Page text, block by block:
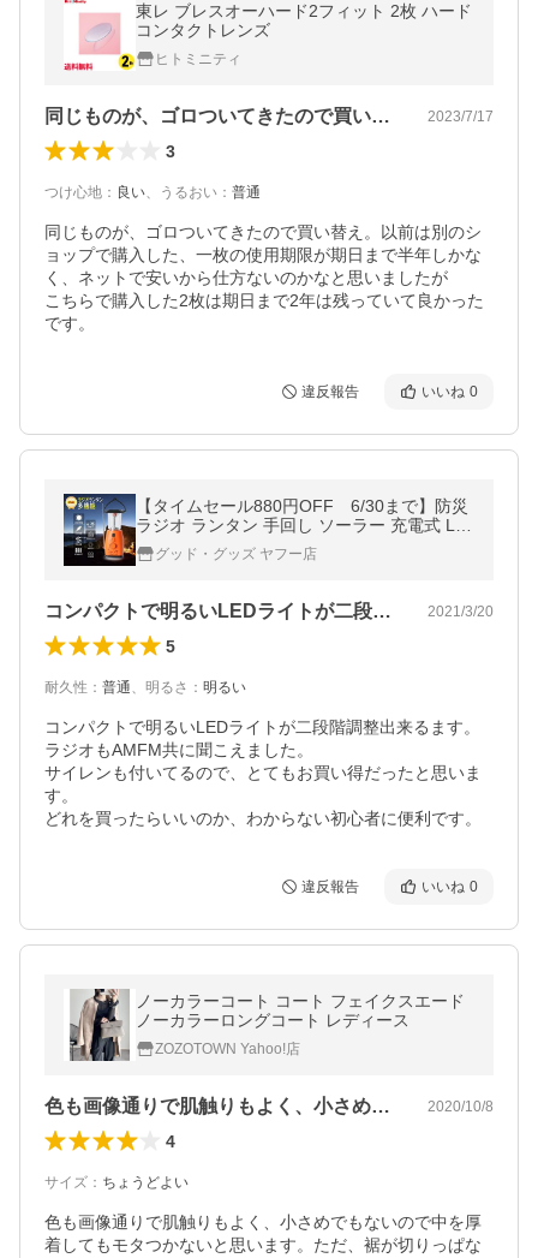
東レ ブレスオーハード2フィット 2枚 ハード
コンタクトレンズ
ヒトミニティ
同じものが、ゴロついてきたので買い替え… 2023/7/17
3
つけ心地 ： 良い、 うるおい ： 普通
同じものが、ゴロついてきたので買い替え。以前は別のシ
ョップで購入した、一枚の使用期限が期日まで半年しかな
く、ネットで安いから仕方ないのかなと思いましたが
こちらで購入した2枚は期日まで2年は残っていて良かった
です。
違反報告 いいね 0
【タイムセール880円OFF 6/30まで】防災
ラジオ ランタン 手回し ソーラー 充電式 LE
Dランタン スマホ充電 乾電池 サイレン 停電
対策 防災 1年保証 LS40-F
グッド・グッズ ヤフー店
コンパクトで明るいLEDライトが二段階… 2021/3/20
5
耐久性 ： 普通、 明るさ ： 明るい
コンパクトで明るいLEDライトが二段階調整出来るます。
ラジオもAMFM共に聞こえました。
サイレンも付いてるので、とてもお買い得だったと思いま
す。
どれを買ったらいいのか、わからない初心者に便利です。
違反報告 いいね 0
ノーカラーコート コート フェイクスエード
ノーカラーロングコート レディース
ZOZOTOWN Yahoo!店
色も画像通りで肌触りもよく、小さめでも… 2020/10/8
4
サイズ ： ちょうどよい
色も画像通りで肌触りもよく、小さめでもないので中を厚
着してもモタつかないと思います。ただ、裾が切りっぱな